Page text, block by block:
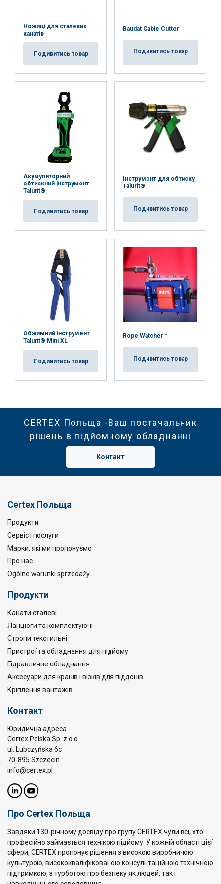
Ножиці для сталевих
канатів
Подивитись товар
Baudat Cable Cutter
Подивитись товар
Акумуляторний
обтискний інструмент
Talurit®
Подивитись товар
Інструмент для обтиску
Talurit®
Подивитись товар
Обжимний інструмент
Talurit® Mini XL
Подивитись товар
Rope Watcher™
Подивитись товар
CERTEX Польща -Ваш постачальник
рішень в підйомному обладнанні
Контакт
Certex Польща
Продукти
Сервіс і послуги
Марки, які ми пропонуємо
Про нас
Ogólne warunki sprzedaży
Продукти
Канати сталеві
Ланцюги та комплектуючі
Стропи текстильні
Пристрої та обладнання для підйому
Гідравличне обладнання
Аксесуари для кранів і візків для піддонів
Кріплення вантажів
Контакт
Юридична адреса
Certex Polska Sp. z o.o.
ul. Lubczyńska 6c
70-895 Szczecin
info@certex.pl
Про Certex Польща
Завдяки 130-річному досвіду про групу CERTEX чули всі, хто
професійно займається технікою підйому. У кожній області цієї
сфери, CERTEX пропонує рішення з високою виробничою
культурою, висококваліфікованою консультаційною технічною
підтримкою, з турботою про безпеку як людей, так і
Niezbędne Wydajność Targetowanie
Funkcjonalność Niesklasyfikowane
AKCEPTUJ WSZYSTKIE
ODRZUĆ WSZYSTKIE
POKAŻ SZCZEGÓŁY